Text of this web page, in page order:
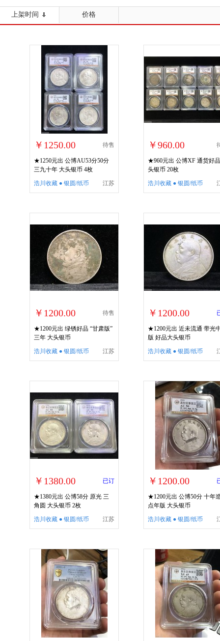
上架时间 价格
￥1250.00 待售
★1250元出 公博AU53分50分
三九十年 大头银币 4枚
江苏
浩川收藏 ● 银圆/纸币
￥960.00
★960元出 公博XF 通货好
头银币 20枚
浩川收藏 ● 银圆/纸币
￥1200.00 待售
★1200元出 绿锈好品 “甘肃版”
三年 大头银币
江苏
浩川收藏 ● 银圆/纸币
￥1200.00
★1200元出 近未流通 带光
版 好品大头银币
浩川收藏 ● 银圆/纸币
￥1380.00 已订
★1380元出 公博58分 原光 三
角圆 大头银币 2枚
江苏
浩川收藏 ● 银圆/纸币
￥1200.00
★1200元出 公博50分 十年
点年版 大头银币
浩川收藏 ● 银圆/纸币